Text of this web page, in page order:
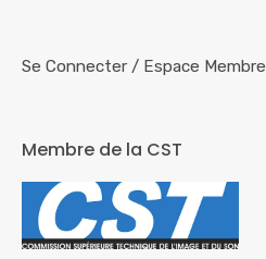
Se Connecter / Espace Membre
Membre de la CST